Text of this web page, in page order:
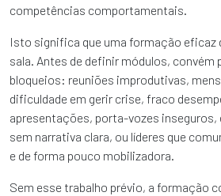
competências comportamentais.
Isto significa que uma formação eficaz
sala. Antes de definir módulos, convém
bloqueios: reuniões improdutivas,
dificuldade em gerir crise, fraco
apresentações, porta-vozes inseguros,
sem narrativa clara, ou líderes que
e de forma pouco mobilizadora.
Sem esse trabalho prévio, a formação